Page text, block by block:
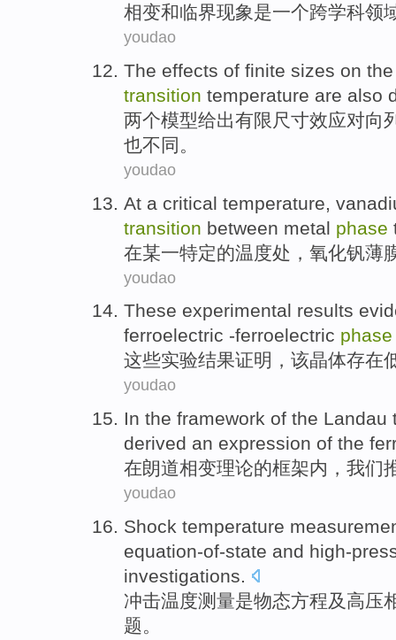
相变和临界现象是一个跨学科领
youdao
The effects of finite sizes on
transition temperature are also
两个模型给出有限 尺寸效应对向
也不同 。
youdao
At a critical temperature
transition between metal phase
在某一特定的温度处， 氧化钒薄
youdao
These experimental results
ferroelectric -ferroelectric
这些实验结果证明 ， 该晶体存在
youdao
In the framework of the Landau
derived an expression of the
在朗道相变理论的框架内， 我们
youdao
Shock temperature
equation-of-state and high-
investigations.
冲击温度测量是物态方程及 高压
题。